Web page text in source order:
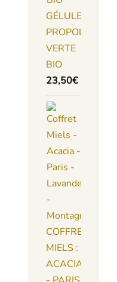
GÉLULES
PROPOLIS
VERTE
BIO
23,50€
COFFRET
MIELS :
ACACIA